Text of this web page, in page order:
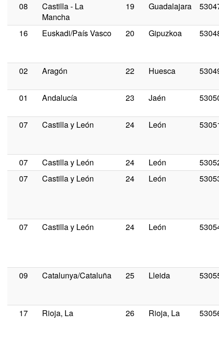
08
Castilla - La
Mancha
19 Guadalajara
16 Euskadi/País Vasco 20 Gipuzkoa
02 Aragón 22 Huesca
01 Andalucía 23 Jaén
07 Castilla y León 24 León
07 Castilla y León 24 León
07
Castilla y León 24 León
07 Castilla y León 24 León
09 Catalunya/Cataluña 25 Lleida
17 Rioja, La 26 Rioja, La